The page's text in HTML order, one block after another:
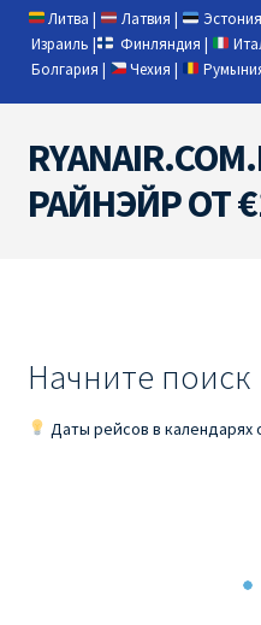
Литва | Латвия | Эстония
Израиль | Финляндия |
Болгария | Чехия |
Skip
to
navigation
Skip
to
content
РАЙНЭЙР ОТ
RYANAIR PL ОТ € 9
Начните поиск
Даты рейсов в календарях